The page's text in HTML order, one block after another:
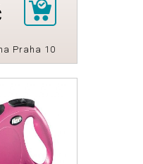
Praha 10